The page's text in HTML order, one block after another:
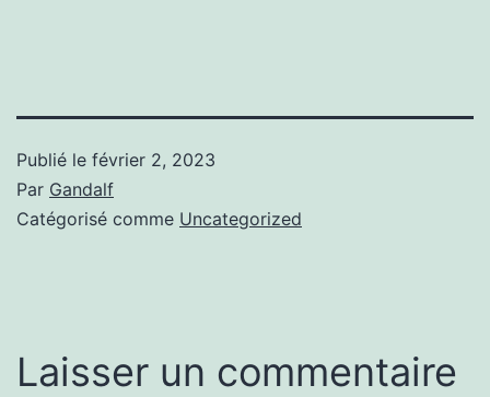
Publié le février 2, 2023
Par Gandalf
Catégorisé comme Uncategorized
Laisser un commentaire